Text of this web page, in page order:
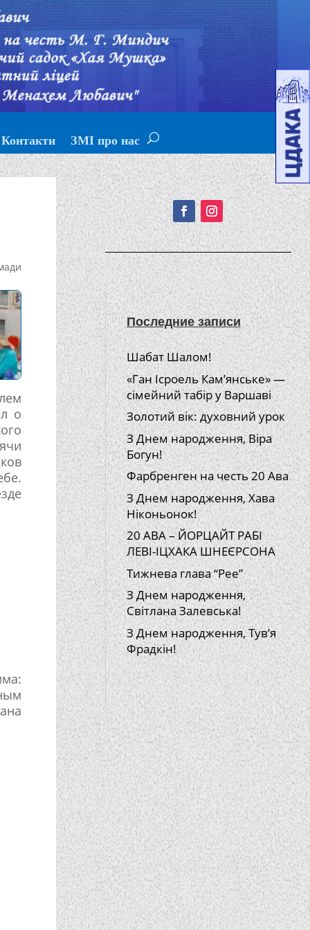
Контакти ЗМІ про нас
о
Подписывайтесь!
Последние записи
Шабат Шалом!
«Ган Ісроель Кам’янське» —
сімейний табір у Варшаві
Золотий вік: духовний урок
З Днем народження, Віра
Богун!
Фарбренген на честь 20 Ава
З Днем народження, Хава
Ніконьонок!
20 АВА – ЙОРЦАЙТ РАБІ
ЛЕВІ-ІЦХАКА ШНЕЄРСОНА
Тижнева глава “Рее”
З Днем народження,
Світлана Залевська!
З Днем народження, Тув’я
Фрадкін!